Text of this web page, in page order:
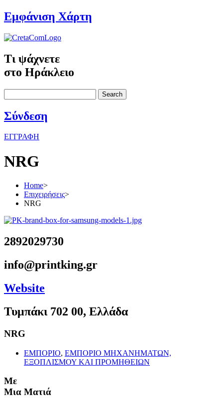
Εμφάνιση Χάρτη
Τι ψάχνετε
στο Ηράκλειο
Search
Σύνδεση
ΕΓΓΡΑΦΗ
NRG
Home>
Επιχειρήσεις>
NRG
2892029730
info@printking.gr
Website
Τυμπάκι 702 00, Ελλάδα
NRG
ΕΜΠΟΡΙΟ, ΕΜΠΟΡΙΟ ΜΗΧΑΝΗΜΑΤΩΝ,
ΕΞΟΠΛΙΣΜΟΥ ΚΑΙ ΠΡΟΜΗΘΕΙΩΝ
Με
Μια Ματιά